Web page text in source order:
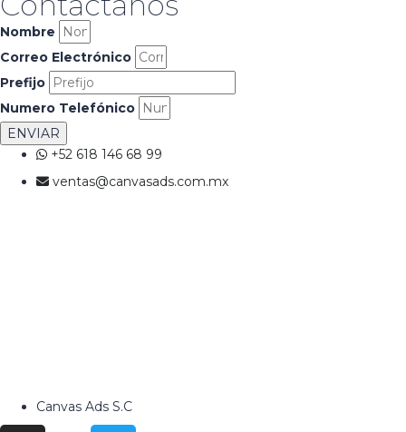
Nombre
Correo Electrónico
Prefijo
Numero Telefónico
ENVIAR
+52 618 146 68 99
ventas@canvasads.com.mx
Canvas Ads S.C